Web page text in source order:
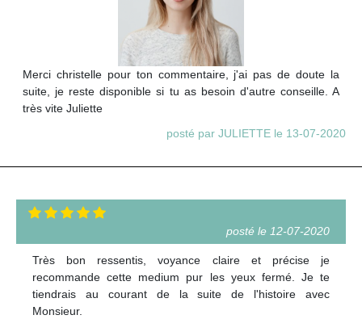
Merci christelle pour ton commentaire, j'ai pas de doute la
suite, je reste disponible si tu as besoin d'autre conseille. A
très vite Juliette
posté par JULIETTE le 13-07-2020
posté le 12-07-2020
Très bon ressentis, voyance claire et précise je
recommande cette medium pur les yeux fermé. Je te
tiendrais au courant de la suite de l'histoire avec
Monsieur.